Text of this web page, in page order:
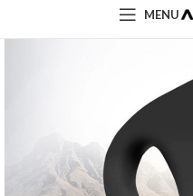
MENU